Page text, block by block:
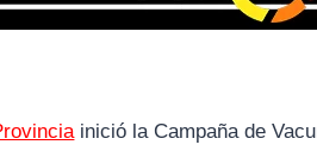
inició la Campaña de